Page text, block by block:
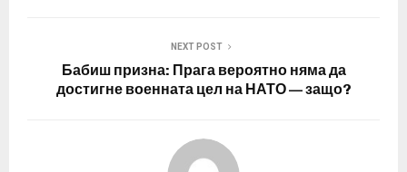
NEXT POST
Бабиш призна: Прага вероятно няма да
достигне военната цел на НАТО — защо?